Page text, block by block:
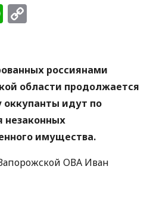
WhatsApp
россиянами
области продолжается
оккупанты идут по
незаконных
имущества.
ОВА Иван